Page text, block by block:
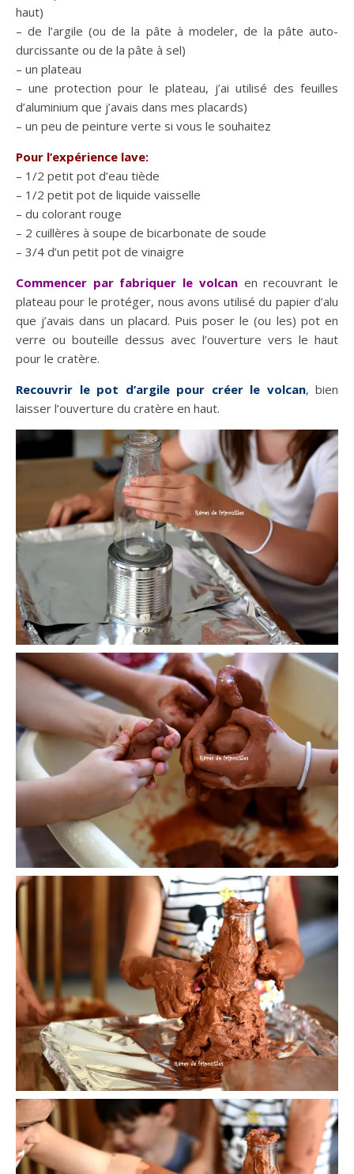
haut)
– de l’argile (ou de la pâte à modeler, de la pâte auto-
durcissante ou de la pâte à sel)
– un plateau
– une protection pour le plateau, j’ai utilisé des feuilles
d’aluminium que j’avais dans mes placards)
– un peu de peinture verte si vous le souhaitez
Pour l’expérience lave:
– 1/2 petit pot d’eau tiède
– 1/2 petit pot de liquide vaisselle
– du colorant rouge
– 2 cuillères à soupe de bicarbonate de soude
– 3/4 d’un petit pot de vinaigre
Commencer par fabriquer le volcan en recouvrant le
plateau pour le protéger, nous avons utilisé du papier d’alu
que j’avais dans un placard. Puis poser le (ou les) pot en
verre ou bouteille dessus avec l’ouverture vers le haut
pour le cratère.
Recouvrir le pot d’argile pour créer le volcan, bien
laisser l’ouverture du cratère en haut.